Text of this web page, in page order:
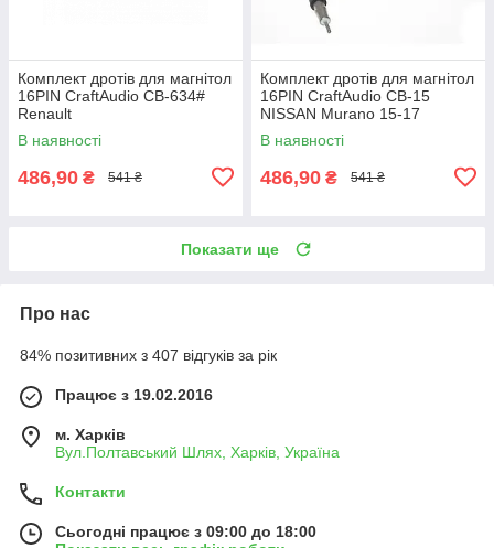
Комплект дротів для магнітол
16PIN CraftAudio CB-634#
Renault
В наявності
486,90 ₴ 541 ₴
Комплект дротів для магнітол
16PIN CraftAudio CB-15
NISSAN Murano 15-17
В наявності
486,90 ₴ 541 ₴
Показати ще
Про нас
84% позитивних з 407 відгуків за рік
Працює з 19.02.2016
м. Харків
Вул.Полтавський Шлях, Харків, Україна
Контакти
Сьогодні працює з 09:00 до 18:00